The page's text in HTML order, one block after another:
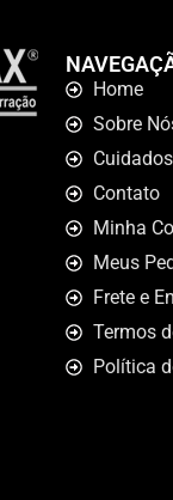
Home
Sobre
Cuidados
Contato
Minha
Meus
Frete e
Termos
Política